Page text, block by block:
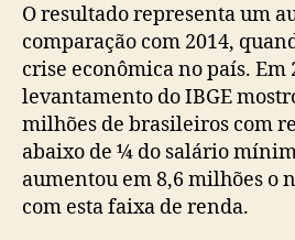
O resultado representa um
comparação com 2014,
crise econômica no país. Em
levantamento do IBGE
milhões de brasileiros com
abaixo de ¼ do salário
aumentou em 8,6 milhões o
com esta faixa de renda.